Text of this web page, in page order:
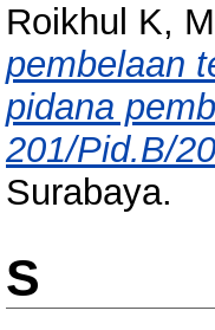
Roikhul K,
pembelaan
pidana
201/Pid.B/
Surabaya.
S